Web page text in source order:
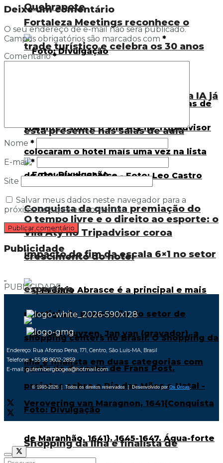
Fortaleza Meetings reconhece o
trade turístico e celebra os 30 anos
Conquista da quinta premiação do
Vila Aty no Tripadvisor coroa
crescimento do hotel
Shopping da Ilha é finalista de
Quebrapote
Visão de uma professora: como a IA já
está presente nas salas de aula
O tempo livre e o direito ao esporte: o
impacto do fim da escala 6×1 no setor
esportivo
Deixe um comentário
O seu endereço de e-mail não será publicado.
Campos obrigatórios são marcados com *
Comentário*
Nome *
E-mail*
Site
Salvar meus dados neste navegador para a
próxima vez que eu comentar.
Publicidade
PUBLICIDADE
Endereço: Rua Afonso Pena, 171, Centro, São Luís-MA, Brasil
Telefone: +55 98 9602-2859
E-mail: gutembergbogea@hotmail.com
© 1995-2026 | Todos os direitos reservados | Desenvolvido porOs Orcas.